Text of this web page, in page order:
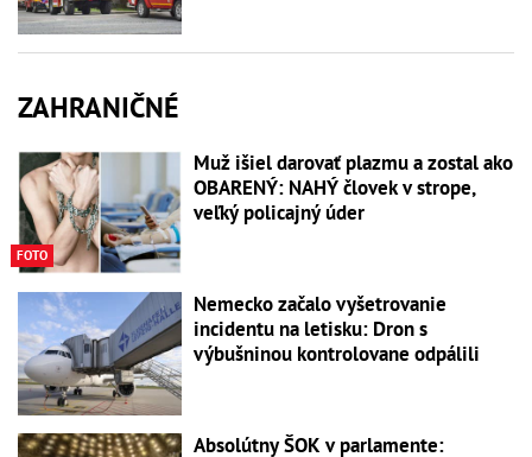
ZAHRANIČNÉ
FOTO
Muž išiel darovať plazmu a zostal ako
OBARENÝ: NAHÝ človek v strope,
veľký policajný úder
Nemecko začalo vyšetrovanie
incidentu na letisku: Dron s
výbušninou kontrolovane odpálili
Absolútny ŠOK v parlamente: